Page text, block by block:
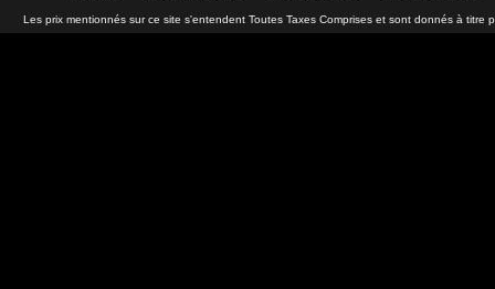
Les prix mentionnés sur ce site s'entendent Toutes Taxes Comprises et sont donnés à